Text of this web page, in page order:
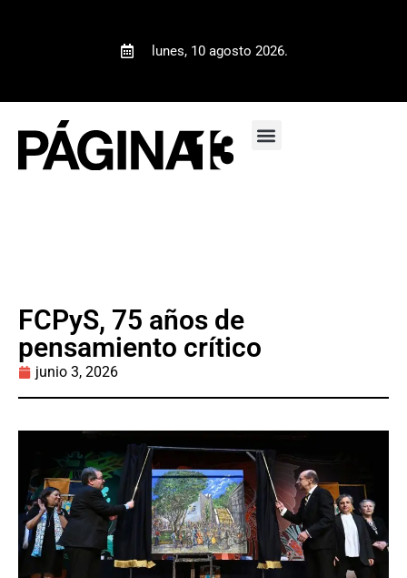
lunes, 10 agosto 2026.
FCPyS, 75 años de
pensamiento crítico
junio 3, 2026